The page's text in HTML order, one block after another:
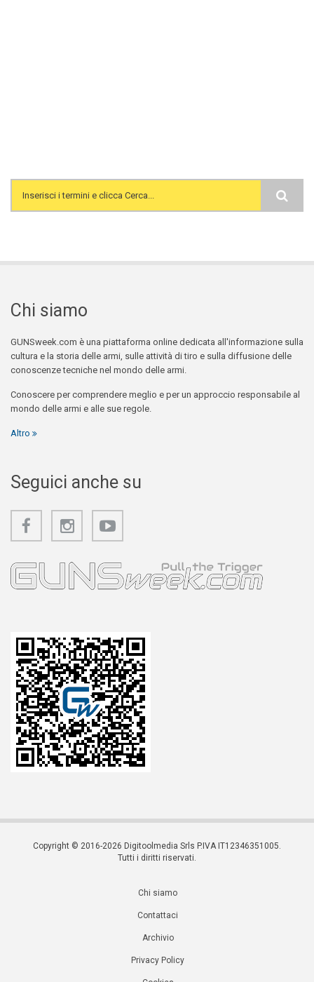
Search form
Chi siamo
GUNSweek.com è una piattaforma online dedicata all'informazione sulla
cultura e la storia delle armi, sulle attività di tiro e sulla diffusione delle
conoscenze tecniche nel mondo delle armi.
Conoscere per comprendere meglio e per un approccio responsabile al
mondo delle armi e alle sue regole.
Altro
Seguici anche su
Copyright © 2016-2026 Digitoolmedia Srls P.IVA IT12346351005.
Tutti i diritti riservati.
Chi siamo
Contattaci
Archivio
Privacy Policy